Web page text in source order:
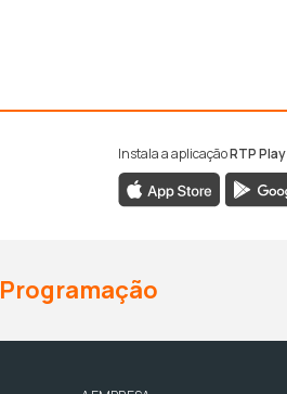
Instala a aplicaçãoRTP Play
Programação